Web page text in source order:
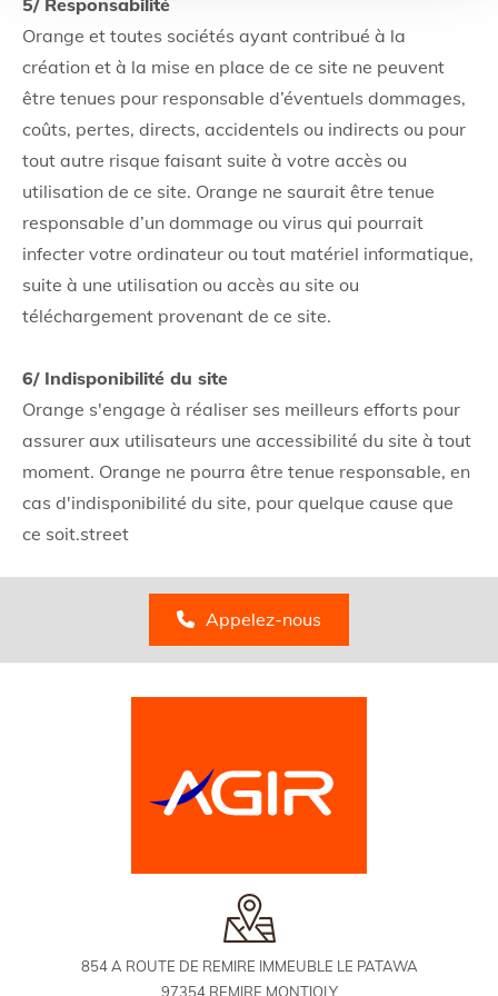
5/ Responsabilité
Orange et toutes sociétés ayant contribué à la
création et à la mise en place de ce site ne peuvent
être tenues pour responsable d’éventuels dommages,
coûts, pertes, directs, accidentels ou indirects ou pour
tout autre risque faisant suite à votre accès ou
utilisation de ce site. Orange ne saurait être tenue
responsable d’un dommage ou virus qui pourrait
infecter votre ordinateur ou tout matériel informatique,
suite à une utilisation ou accès au site ou
téléchargement provenant de ce site.
6/ Indisponibilité du site
Orange s'engage à réaliser ses meilleurs efforts pour
assurer aux utilisateurs une accessibilité du site à tout
moment. Orange ne pourra être tenue responsable, en
cas d'indisponibilité du site, pour quelque cause que
ce soit.street
Appelez-nous
854 A ROUTE DE REMIRE IMMEUBLE LE PATAWA
97354 REMIRE MONTJOLY